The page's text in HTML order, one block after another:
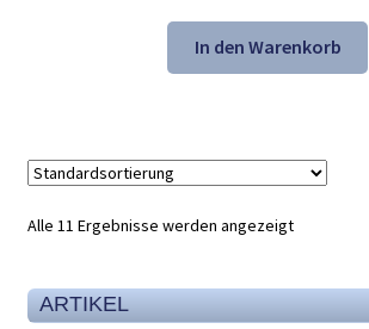
war:
67,48 €
ist:
42,99 €.
In den Warenkorb
Alle 11 Ergebnisse werden angezeigt
ARTIKEL